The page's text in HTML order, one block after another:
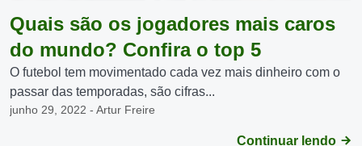
Quais são os jogadores mais caros
do mundo? Confira o top 5
O futebol tem movimentado cada vez mais dinheiro com o
passar das temporadas, são cifras...
junho 29, 2022 - Artur Freire
Continuar lendo